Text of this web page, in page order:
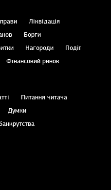
Ліквідація
Борги
Нагороди
Події
Фінансовий ринок
Питання читача
Думки